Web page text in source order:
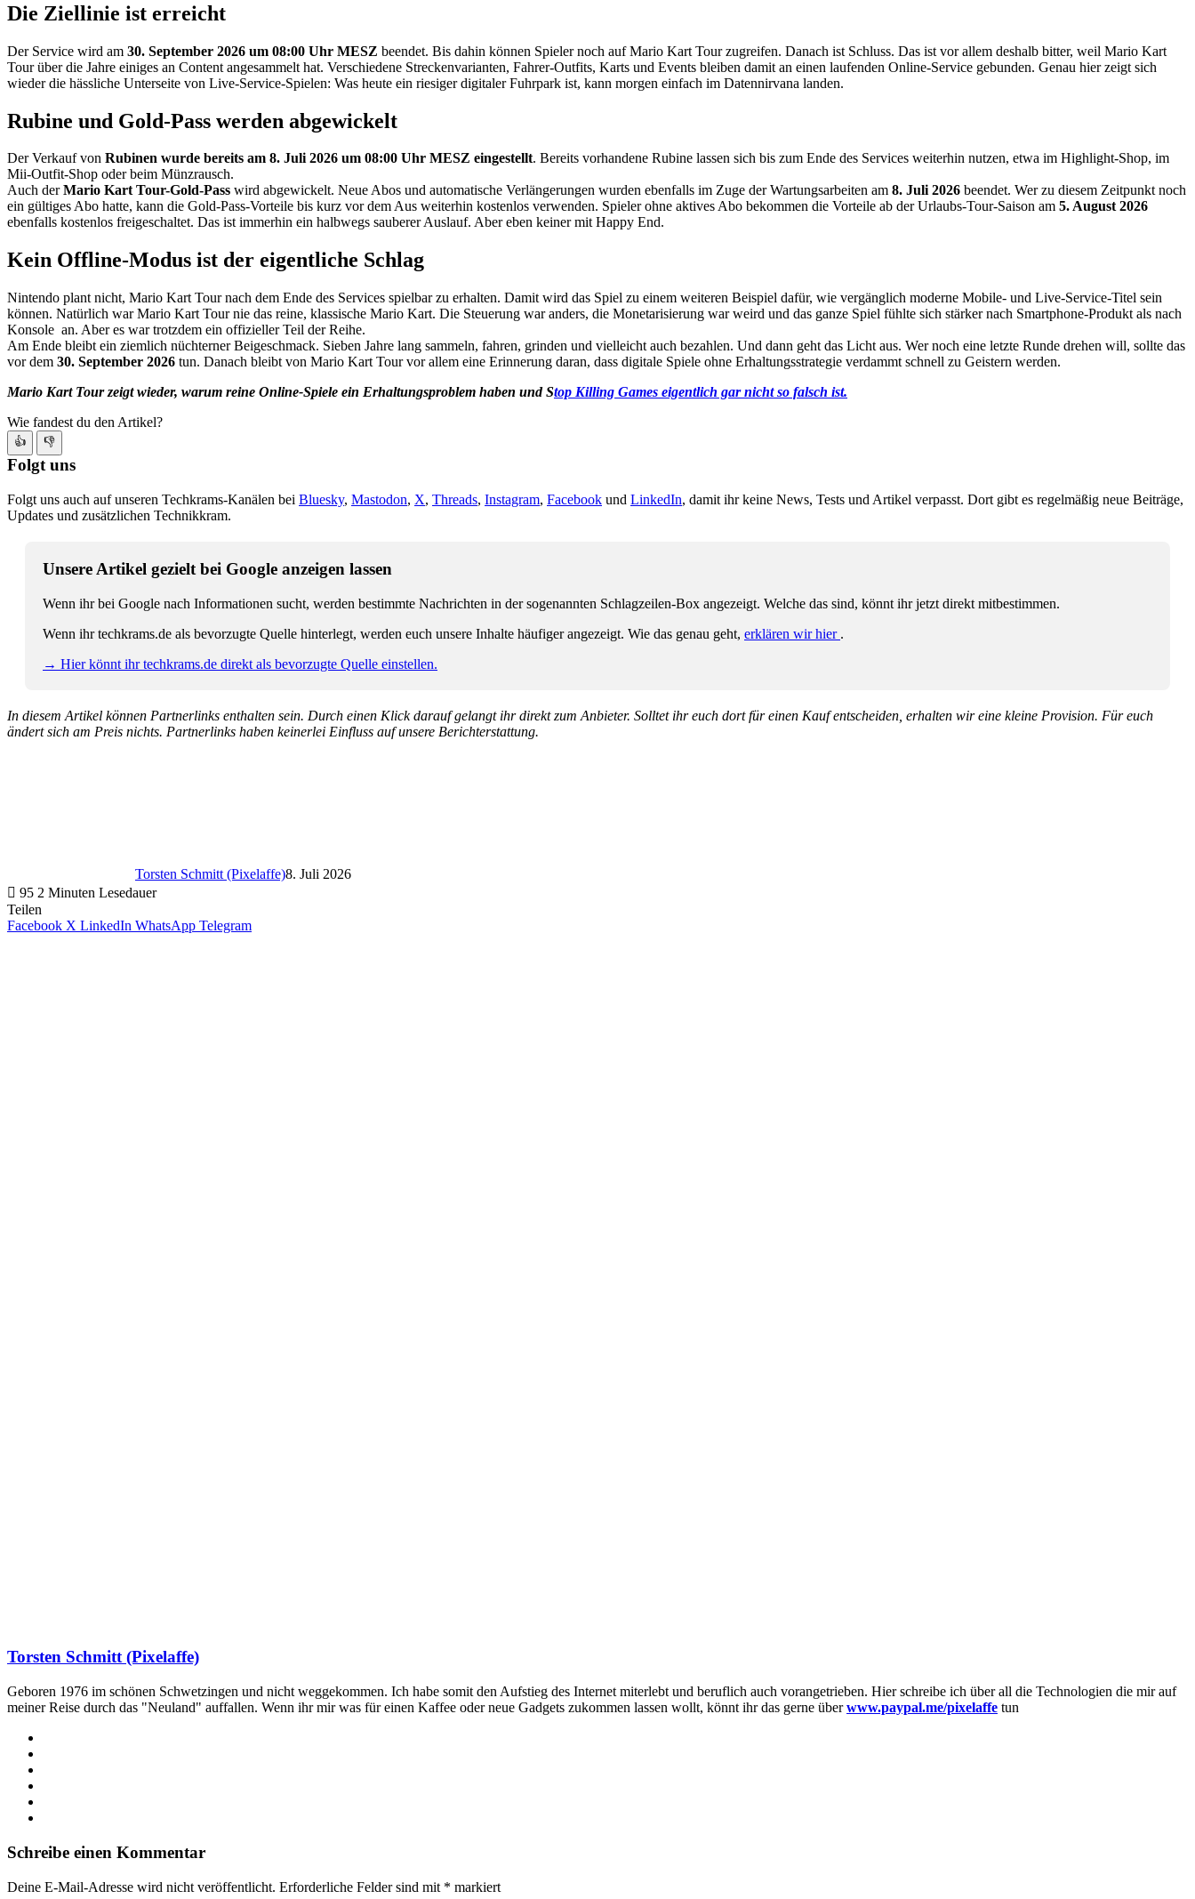
Die Ziellinie ist erreicht
Der Service wird am 30. September 2026 um 08:00 Uhr MESZ beendet. Bis dahin können Spieler noch auf Mario Kart Tour zugreifen. Danach ist Schluss. Das ist vor allem deshalb bitter, weil Mario Kart
Tour über die Jahre einiges an Content angesammelt hat. Verschiedene Streckenvarianten, Fahrer-Outfits, Karts und Events bleiben damit an einen laufenden Online-Service gebunden. Genau hier zeigt sich
wieder die hässliche Unterseite von Live-Service-Spielen: Was heute ein riesiger digitaler Fuhrpark ist, kann morgen einfach im Datennirvana landen.
Rubine und Gold-Pass werden abgewickelt
Der Verkauf von Rubinen wurde bereits am 8. Juli 2026 um 08:00 Uhr MESZ eingestellt. Bereits vorhandene Rubine lassen sich bis zum Ende des Services weiterhin nutzen, etwa im Highlight-Shop, im
Mii-Outfit-Shop oder beim Münzrausch.
Auch derMario Kart Tour-Gold-Pass wird abgewickelt. Neue Abos und automatische Verlängerungen wurden ebenfalls im Zuge der Wartungsarbeiten am 8. Juli 2026 beendet. Wer zu diesem Zeitpunkt noch
ein gültiges Abo hatte, kann die Gold-Pass-Vorteile bis kurz vor dem Aus weiterhin kostenlos verwenden. Spieler ohne aktives Abo bekommen die Vorteile ab der Urlaubs-Tour-Saison am 5. August 2026
ebenfalls kostenlos freigeschaltet. Das ist immerhin ein halbwegs sauberer Auslauf. Aber eben keiner mit Happy End.
Kein Offline-Modus ist der eigentliche Schlag
Nintendo plant nicht, Mario Kart Tour nach dem Ende des Services spielbar zu erhalten. Damit wird das Spiel zu einem weiteren Beispiel dafür, wie vergänglich moderne Mobile- und Live-Service-Titel sein
können. Natürlich war Mario Kart Tour nie das reine, klassische Mario Kart. Die Steuerung war anders, die Monetarisierung war weird und das ganze Spiel fühlte sich stärker nach Smartphone-Produkt als nach
Konsole an. Aber es war trotzdem ein offizieller Teil der Reihe.
Am Ende bleibt ein ziemlich nüchterner Beigeschmack. Sieben Jahre lang sammeln, fahren, grinden und vielleicht auch bezahlen. Und dann geht das Licht aus. Wer noch eine letzte Runde drehen will, sollte das
vor dem 30. September 2026 tun. Danach bleibt von Mario Kart Tour vor allem eine Erinnerung daran, dass digitale Spiele ohne Erhaltungsstrategie verdammt schnell zu Geistern werden.
Mario Kart Tour zeigt wieder, warum reine Online-Spiele ein Erhaltungsproblem haben und Stop Killing Games eigentlich gar nicht so falsch ist.
Wie fandest du den Artikel?
👍 👎
Folgt uns
Folgt uns auch auf unseren Techkrams-Kanälen bei Bluesky, Mastodon, X, Threads, Instagram, Facebook und LinkedIn, damit ihr keine News, Tests und Artikel verpasst. Dort gibt es regelmäßig neue Beiträge,
Updates und zusätzlichen Technikkram.
Unsere Artikel gezielt bei Google anzeigen lassen
Wenn ihr bei Google nach Informationen sucht, werden bestimmte Nachrichten in der sogenannten Schlagzeilen-Box angezeigt. Welche das sind, könnt ihr jetzt direkt mitbestimmen.
Wenn ihr techkrams.de als bevorzugte Quelle hinterlegt, werden euch unsere Inhalte häufiger angezeigt. Wie das genau geht, erklären wir hier .
→ Hier könnt ihr techkrams.de direkt als bevorzugte Quelle einstellen.
In diesem Artikel können Partnerlinks enthalten sein. Durch einen Klick darauf gelangt ihr direkt zum Anbieter. Solltet ihr euch dort für einen Kauf entscheiden, erhalten wir eine kleine Provision. Für euch
ändert sich am Preis nichts. Partnerlinks haben keinerlei Einfluss auf unsere Berichterstattung.
Torsten Schmitt (Pixelaffe)8. Juli 2026
95 2 Minuten Lesedauer
Teilen
Facebook X LinkedIn WhatsApp Telegram
Torsten Schmitt (Pixelaffe)
Geboren 1976 im schönen Schwetzingen und nicht weggekommen. Ich habe somit den Aufstieg des Internet miterlebt und beruflich auch vorangetrieben. Hier schreibe ich über all die Technologien die mir auf
meiner Reise durch das "Neuland" auffallen. Wenn ihr mir was für einen Kaffee oder neue Gadgets zukommen lassen wollt, könnt ihr das gerne überwww.paypal.me/pixelaffe tun
Schreibe einen Kommentar
Deine E-Mail-Adresse wird nicht veröffentlicht. Erforderliche Felder sind mit * markiert